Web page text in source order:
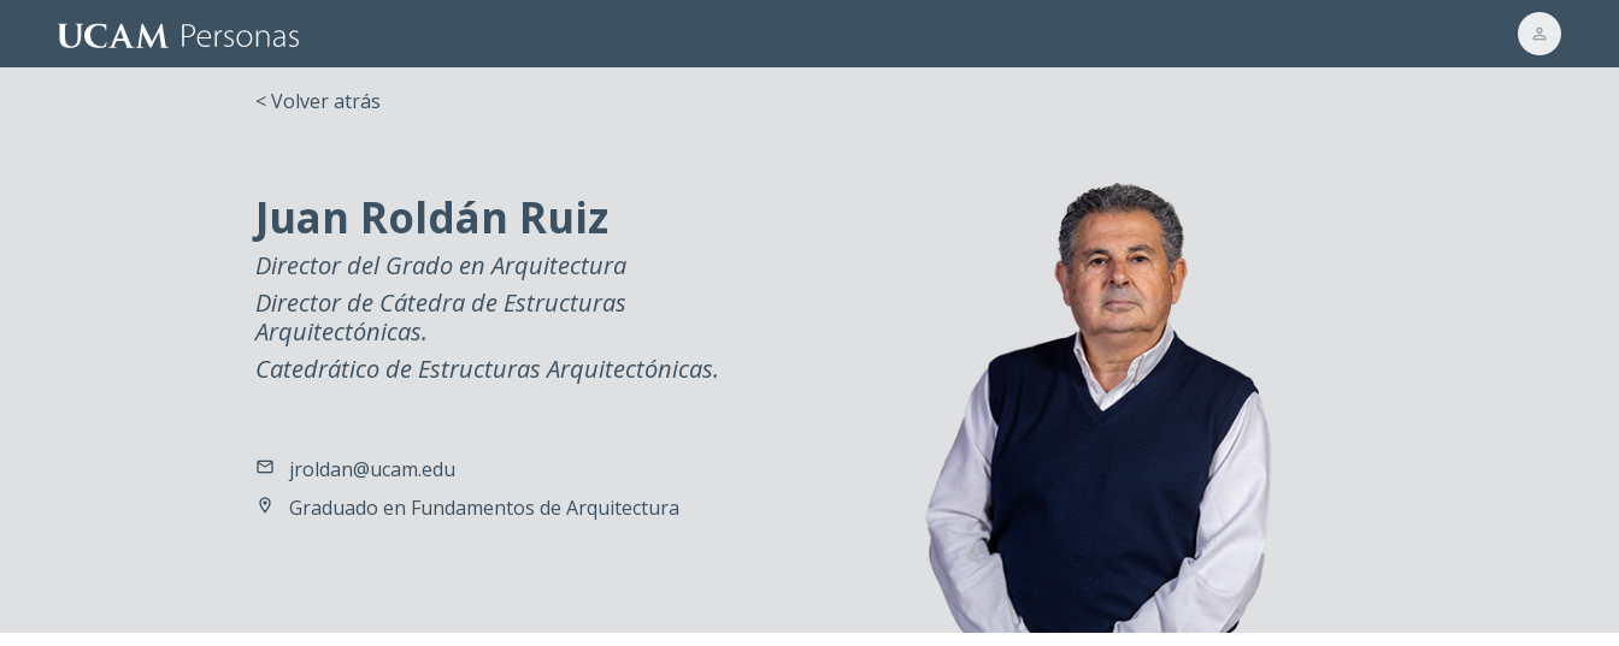
< Volver atrás
Juan Roldán Ruiz
Director del Grado en Arquitectura
Director de Cátedra de Estructuras
Arquitectónicas.
Catedrático de Estructuras Arquitectónicas.
jroldan@ucam.edu
Graduado en Fundamentos de Arquitectura